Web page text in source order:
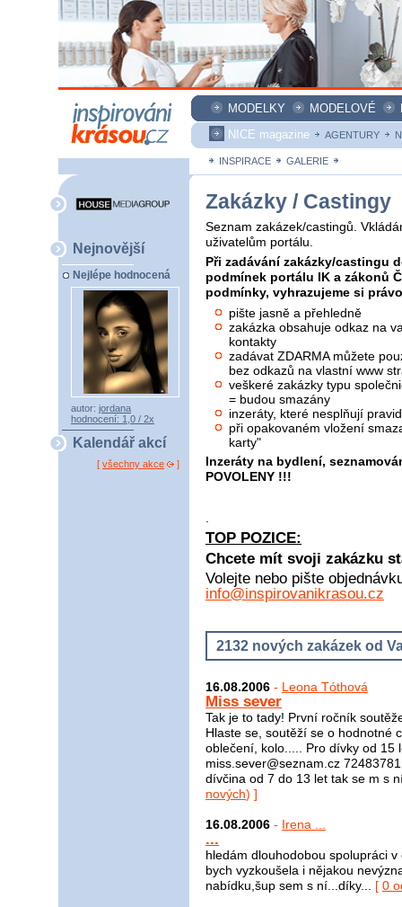
MODELKY MODELOVÉ
NICE magazine
AGENTURY
INSPIRACE GALERIE
Nejnovější
Nejlépe hodnocená
autor: jordana
hodnocení: 1,0 / 2x
Kalendář akcí
[ všechny akce ]
Zakázky / Castingy
Seznam zakázek/castingů.
uživatelům portálu.
Při zadávání zakázky/castingu
podmínek portálu IK a zákonů
podmínky, vyhrazujeme si
pište jasně a přehledně
zakázka obsahuje odkaz na
kontakty
zadávat ZDARMA můžete
bez odkazů na vlastní www
veškeré zakázky typu
= budou smazány
inzeráty, které nesplňují
při opakovaném vložení
karty"
Inzeráty na bydlení,
POVOLENY !!!
TOP POZICE:
Chcete mít svoji zakázku
Volejte nebo pište
info@inspirovanikrasou.cz
2132 nových zakázek od
16.08.2006 - Leona Tóthová
Miss sever
Tak je to tady! První ročník
Hlaste se, soutěží se o hodnotné
oblečení, kolo..... Pro dívky od 15
miss.sever@seznam.cz
dívčina od 7 do 13 let tak se m s
nových) ]
16.08.2006 - Irena ...
...
hledám dlouhodobou spolupráci
bych vyzkoušela i nějakou
nabídku,šup sem s ní...díky... [ 0